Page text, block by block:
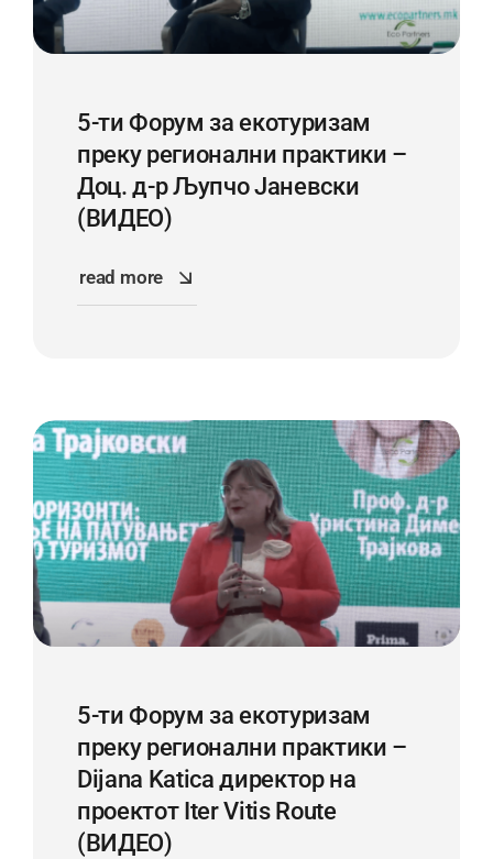
5-ти Форум за екотуризам
преку регионални практики –
Доц. д-р Љупчо Јаневски
(ВИДЕО)
read more
5-ти Форум за екотуризам
преку регионални практики –
Dijana Katica директор на
проектот Iter Vitis Route
(ВИДЕО)